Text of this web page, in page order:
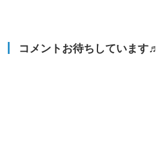
コメントお待ちしています♬